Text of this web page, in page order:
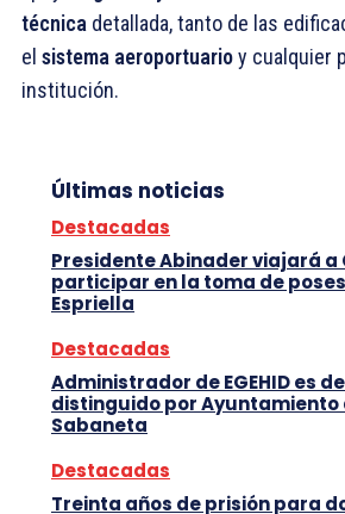
técnica detallada, tanto de las
el sistema aeroportuarioy cualquier
institución.
Últimas noticias
Destacadas
Presidente Abinader viajará
participar en la toma de
Espriella
Destacadas
Administrador de EGEHID es
distinguido por Ayuntamiento
Sabaneta
Destacadas
Treinta años de prisión para